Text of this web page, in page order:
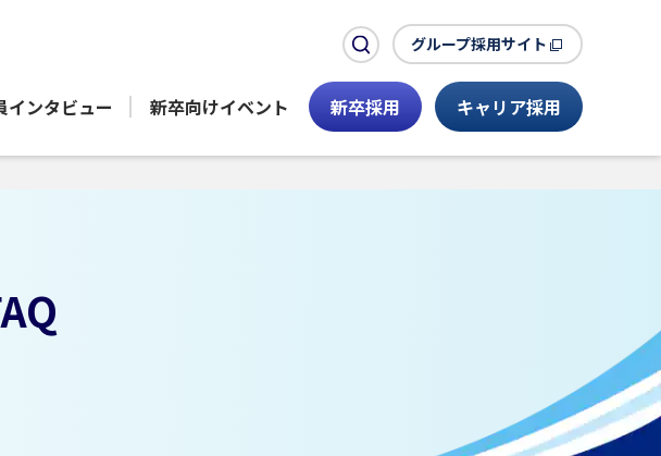
検索ボックスを開く
グループ採用サイト
インタビュー 新卒向けイベント 新卒採用 キャリア採用